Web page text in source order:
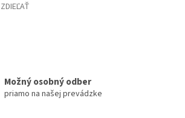
ZDIEĽAŤ
Možný osobný odber
priamo na našej prevádzke